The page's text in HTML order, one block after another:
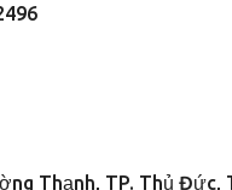
Thạnh, TP. Thủ Đức,